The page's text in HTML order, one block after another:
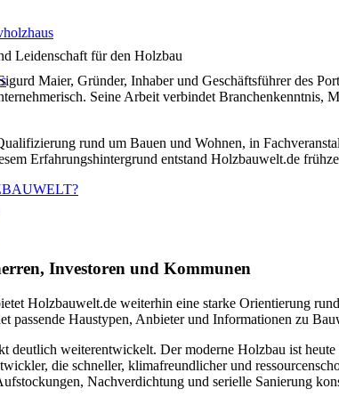
Leidenschaft für den Holzbau
Maier, Gründer, Inhaber und Geschäftsführer des
Seine Arbeit verbindet Branchenkenntnis,
rund um Bauen und Wohnen, in
Erfahrungshintergrund entstand Holzbauwelt.de
Investoren und Kommunen
Holzbauwelt.de weiterhin eine starke Orientierung
passende Haustypen, Anbieter und Informationen zu
deutlich weiterentwickelt. Der moderne Holzbau ist
die schneller, klimafreundlicher und
Nachverdichtung und serielle Sanierung